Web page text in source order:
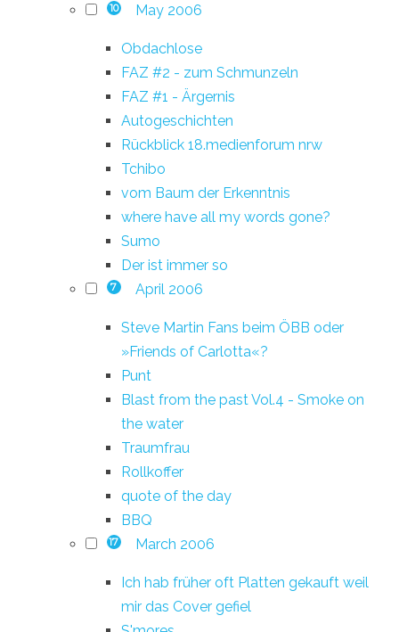
10 May 2006
Obdachlose
FAZ #2 - zum Schmunzeln
FAZ #1 - Ärgernis
Autogeschichten
Rückblick 18.medienforum nrw
Tchibo
vom Baum der Erkenntnis
where have all my words gone?
Sumo
Der ist immer so
7 April 2006
Steve Martin Fans beim ÖBB oder
»Friends of Carlotta«?
Punt
Blast from the past Vol.4 - Smoke on
the water
Traumfrau
Rollkoffer
quote of the day
BBQ
17 March 2006
Ich hab früher oft Platten gekauft weil
mir das Cover gefiel